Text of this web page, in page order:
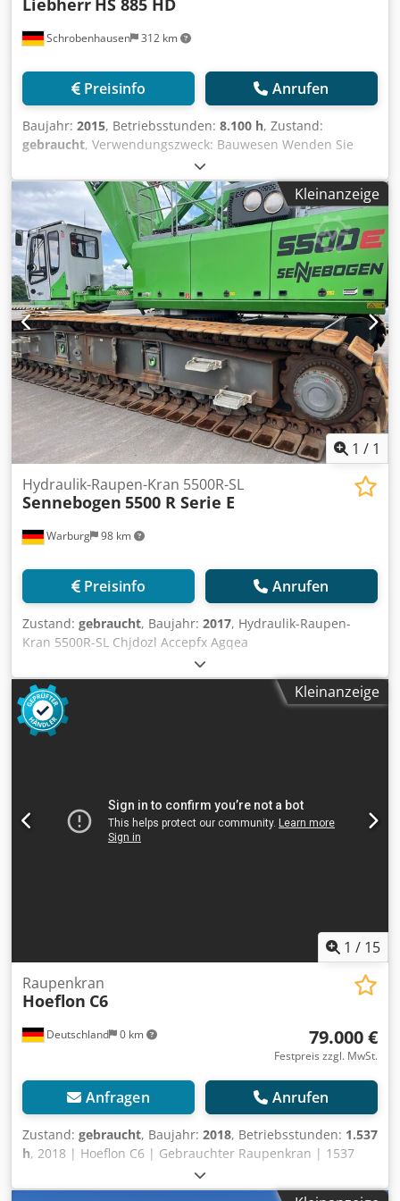
Schrobenhausen 312 km
Preisinfo Anrufen
Baujahr: 2015, Betriebsstunden: 8.100 h, Zustand:
gebraucht, Verwendungszweck: Bauwesen Wenden Sie
sich an Mohamad Fattah Ahmad, um weitere
Informationen zu erhalten. Engine 670 kW TIER 3 2x
Winden 300 kN Ballast 32,5 to Additional informations: -
Additional reversing camera, winch monitoring -
Hammerhead - Liebherr Hydraulic Oil Plus (Longlife & Bio) -
LiDAT plus incl. Teleservice - Central lubrication system
slewing ring - Electric refueling pump -Air conditioner -
Auxiliary heating - Orthopedic driver's seat - Gripper
calming winch 3to - preparation until bulkhead plate -
Main winch constant pull one winch - Wind
synchronization - Litronic SWG control - Auxiliary
hydraulics for diaphragm wall grab Leffer Csdpfxeh Ty Ays
Agqeha - Rope winch - VRM ready - Crawler carrier
hydraulic quick couplers
Kleinanzeige
1 / 1
Warburg 98 km
Hydraulik-Raupen-Kran 5500R-SL
Sennebogen 5500 R Serie E
Preisinfo Anrufen
Zustand: gebraucht, Baujahr: 2017, Hydraulik-Raupen-
Kran 5500R-SL Chjdozl Accepfx Agqea
Kleinanzeige
1 / 15
Deutschland 0 km
Raupenkran
Hoeflon C6
79.000 €
Festpreis zzgl. MwSt.
Anfragen Anrufen
Zustand: gebraucht, Baujahr: 2018, Betriebsstunden: 1.537
h, 2018 | Hoeflon C6 | Gebrauchter Raupenkran | 1537
hours 📍Location: Deutschland 🚛 Delivery available to your
destination – Use our shipping calculator to estimate